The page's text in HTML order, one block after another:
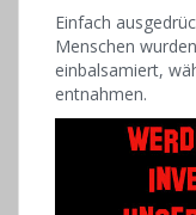
Einfach
Menschen
einbalsamiert,
entnahmen.